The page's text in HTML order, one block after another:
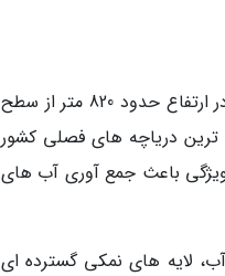
دریاچه نمک حوض سلطان یا دریاچه شاهی، یکی از پدیده های طبیعی استان قم است که در ارتفاع حدود 820 متر از سطح
مربع دارد و یکی از بزرگ ترین دریاچه های فصلی کشور
باعث جمع آوری آب های
لایه های نمکی گسترده ای